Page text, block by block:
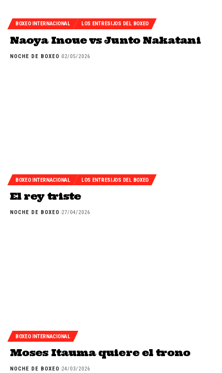
BOXEO INTERNACIONAL LOS ENTRESIJOS DEL BOXEO
Naoya Inoue vs Junto Nakatani
NOCHE DE BOXEO 02/05/2026
BOXEO INTERNACIONAL LOS ENTRESIJOS DEL BOXEO
El rey triste
NOCHE DE BOXEO 27/04/2026
BOXEO INTERNACIONAL
Moses Itauma quiere el trono
NOCHE DE BOXEO 24/03/2026